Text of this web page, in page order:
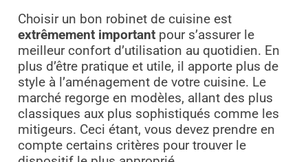
Choisir un bon robinet de cuisine est
extrêmement importantpour s’assurer le
meilleur confort d’utilisation au quotidien. En
plus d’être pratique et utile, il apporte plus de
style à l’aménagement de votre cuisine. Le
marché regorge en modèles, allant des plus
classiques aux plus sophistiqués comme les
mitigeurs. Ceci étant, vous devez prendre en
compte certains critères pour trouver le